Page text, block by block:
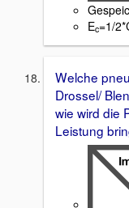
Ec=1/
Welche
Drossel/
wie wird die
Leistung